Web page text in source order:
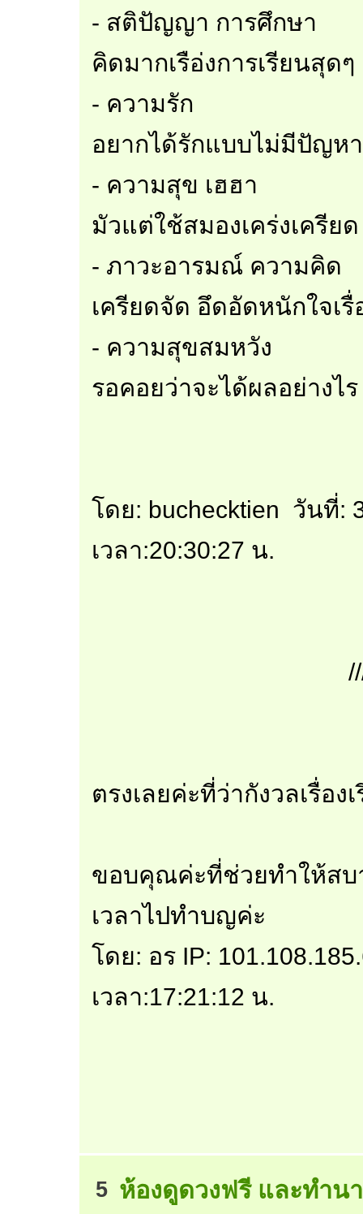
- สติปัญญา การศึกษา
คิดมากเรือ่งการเรียนสุดๆ
- ความรัก
อยากได้รักแบบไม่มีปัญห
- ความสุข เฮฮา
มัวแต่ใช้สมองเคร่งเครีย
- ภาวะอารมณ์ ความคิด
เครียดจัด อึดอัดหนักใจเรื่
- ความสุขสมหวัง
รอคอยว่าจะได้ผลอย่างไร
โดย: buchecktien วันที่:
เวลา:20:30:27 น.
ตรงเลยค่ะที่ว่ากังวลเรื่อง
ขอบคุณค่ะที่ช่วยทำให้สบ
เวลาไปทำบญค่ะ
โดย: อร IP:
เวลา:17:21:12 น.
5 ห้องดูดวงฟรี และทำน